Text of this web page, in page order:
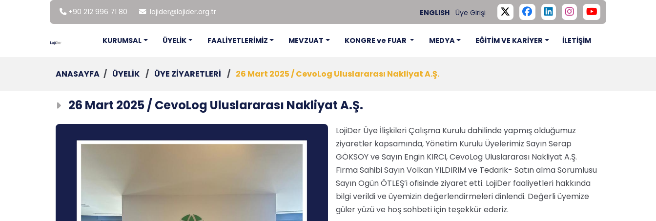
+90 212 996 71 80 lojider@lojider.org.tr ENGLISH Üye Girişi
KURUMSAL ÜYELİK FAALİYETLERİMİZ MEVZUAT KONGRE ve FUAR MEDYA EĞİTİM VE KARİYER İLETİŞİM
ANASAYFA / ÜYELİK / ÜYE ZİYARETLERİ / 26 Mart 2025 / CevoLog Uluslararası Nakliyat A.Ş.
26 Mart 2025 / CevoLog Uluslararası Nakliyat A.Ş.
LojiDer Üye İlişkileri Çalışma Kurulu dahilinde yapmış olduğumuz
ziyaretler kapsamında, Yönetim Kurulu Üyelerimiz Sayın Serap
GÖKSOY ve Sayın Engin KIRCI, CevoLog Uluslararası Nakliyat A.Ş.
Firma Sahibi Sayın Volkan YILDIRIM ve Tedarik- Satın alma Sorumlusu
Sayın Ogün ÖTLEŞ’i ofisinde ziyaret etti. LojiDer faaliyetleri hakkında
bilgi verildi ve üyemizin değerlendirmeleri dinlendi. Değerli üyemize
güler yüzü ve hoş sohbeti için teşekkür ederiz.